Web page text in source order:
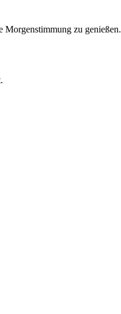
Morgenstimmung zu genießen.